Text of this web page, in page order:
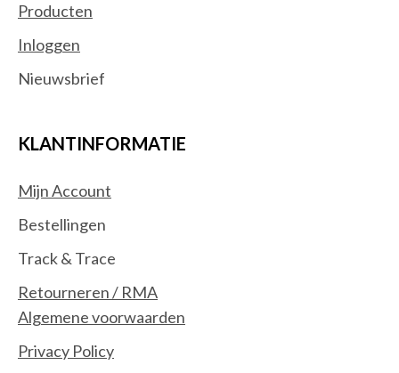
Producten
Inloggen
Nieuwsbrief
KLANTINFORMATIE
Mijn Account
Bestellingen
Track & Trace
Retourneren / RMA
Algemene voorwaarden
Privacy Policy